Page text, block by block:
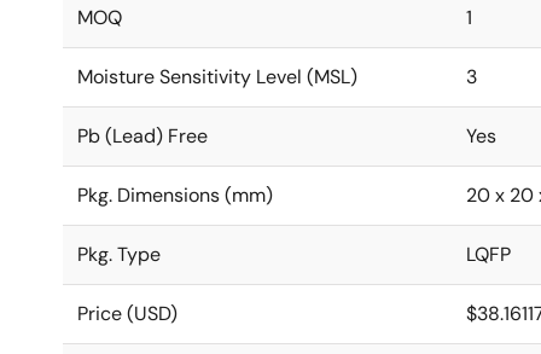
MOQ 1
Moisture Sensitivity Level (MSL) 3
Pb (Lead) Free Yes
Pkg. Dimensions (mm) 20 x 20
Pkg. Type LQFP
Price (USD)